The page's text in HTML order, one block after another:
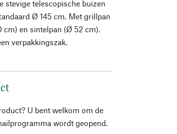
stevige telescopische buizen
Ø 145 cm. Met grillpan
en sintelpan (Ø 52 cm).
verpakkingszak.
U bent welkom om de
wordt geopend.